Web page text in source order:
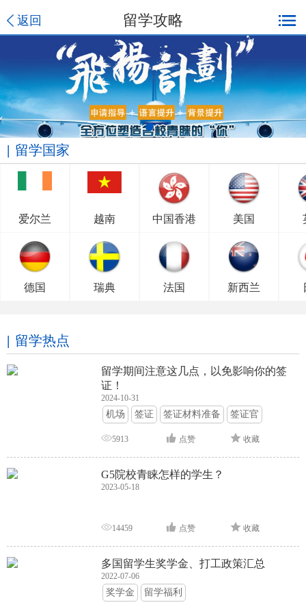
返回 留学攻略
留学国家
爱尔兰 越南 中国香港 美国
德国 瑞典 法国 新西兰
留学热点
留学期间注意这几点，以免影响你的签
证！
2024-10-31
机场 签证 签证材料准备 签证官
签证面试 签证申请攻略
5913 点赞 收藏
G5院校青睐怎样的学生？
2023-05-18
14459 点赞 收藏
多国留学生奖学金、打工政策汇总
2022-07-06
奖学金 留学福利